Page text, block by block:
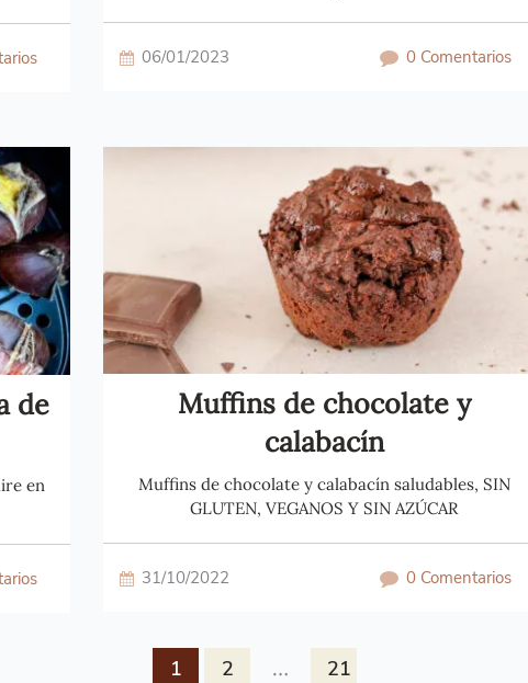
06/01/2023 0 Comentarios
de
en
Muffins de chocolate y
calabacín
Muffins de chocolate y calabacín saludables, SIN
GLUTEN, VEGANOS Y SIN AZÚCAR
31/10/2022 0 Comentarios
1 2 … 21